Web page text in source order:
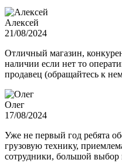
Алексей
21/08/2024
Отличный магазин,
наличии если нет то
продавец (обращайтесь к
Олег
17/08/2024
Уже не первый год ребята
грузовую технику,
сотрудники, большой выбор